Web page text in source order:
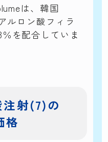
は、韓国
ルロン酸フィラ
を配合していま
注射(7)の
格